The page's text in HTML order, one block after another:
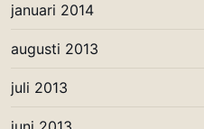
januari 2014
augusti 2013
juli 2013